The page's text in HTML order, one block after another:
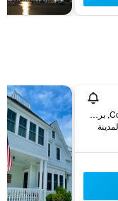
174 Commercial Street, بروفينستون, MA, الولايات المتحدة الأميريكية